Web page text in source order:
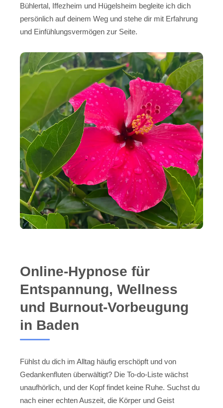
Bühlertal, Iffezheim und Hügelsheim begleite ich dich
persönlich auf deinem Weg und stehe dir mit Erfahrung
und Einfühlungsvermögen zur Seite.
Online-Hypnose für
Entspannung, Wellness
und Burnout-Vorbeugung
in Baden
Fühlst du dich im Alltag häufig erschöpft und von
Gedankenfluten überwältigt? Die To-do-Liste wächst
unaufhörlich, und der Kopf findet keine Ruhe. Suchst du
nach einer echten Auszeit, die Körper und Geist